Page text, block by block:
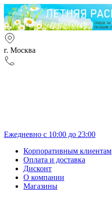
г. Москва
Ежедневно с 10:00 до 23:00
Корпоративным клиентам
Оплата и доставка
Дисконт
О компании
Магазины